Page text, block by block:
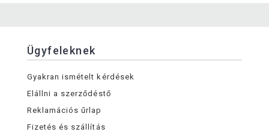
Ügyfeleknek
Gyakran ismételt kérdések
Elállni a szerződéstő
Reklamációs űrlap
Fizetés és szállítás